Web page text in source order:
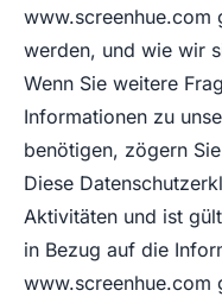
www.screenhue.com
werden, und wie wir
Wenn Sie weitere
Informationen zu
benötigen, zögern
Diese
Aktivitäten und ist
in Bezug auf die
www.screenhue.com